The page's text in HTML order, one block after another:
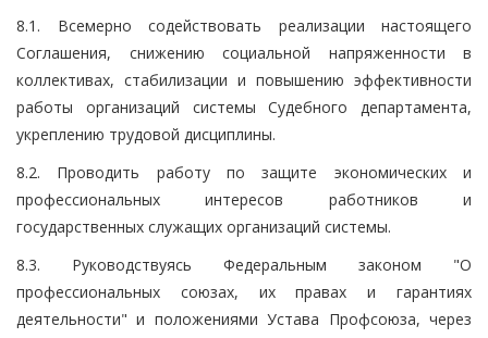
8.1. Всемерно содействовать реализации настоящего
Соглашения, снижению социальной напряженности в
коллективах, стабилизации и повышению эффективности
работы организаций системы Судебного департамента,
укреплению трудовой дисциплины.
8.2. Проводить работу по защите экономических и
профессиональных интересов работников и
государственных служащих организаций системы.
8.3. Руководствуясь Федеральным законом "О
профессиональных союзах, их правах и гарантиях
деятельности" и положениями Устава Профсоюза, через